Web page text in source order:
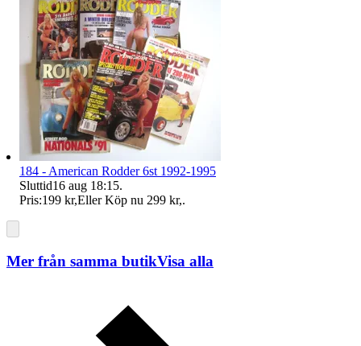
184 - American Rodder 6st 1992-1995
Sluttid16 aug 18:15.
Pris:199 kr,Eller Köp nu 299 kr,.
Mer från samma butikVisa alla